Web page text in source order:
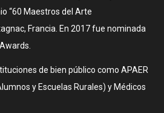
“60 Maestros del Arte
Francia. En 2017 fue nominada
de bien público como APAER
y Escuelas Rurales) y Médicos